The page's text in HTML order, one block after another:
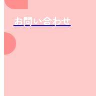
お問い合わせ